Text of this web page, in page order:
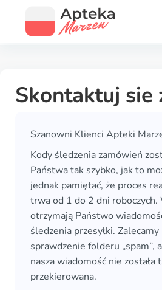
Skontaktuj sie
Szanowni Klienci Apteki
Kody śledzenia zamówień
Państwa tak szybko, jak to
jednak pamiętać, że proces
trwa od 1 do 2 dni roboczych.
otrzymają Państwo
śledzenia przesyłki.
sprawdzenie folderu „spam”,
nasza wiadomość nie została
przekierowana.